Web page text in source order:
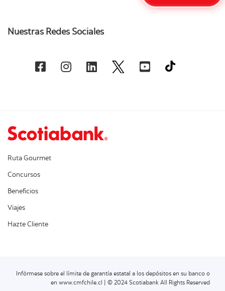
Nuestras Redes Sociales
Ruta Gourmet
Concursos
Beneficios
Viajes
Hazte Cliente
Infórmese sobre el límite de garantía estatal a los depósitos en su banco o
en www.cmfchile.cl | © 2024 Scotiabank All Rights Reserved